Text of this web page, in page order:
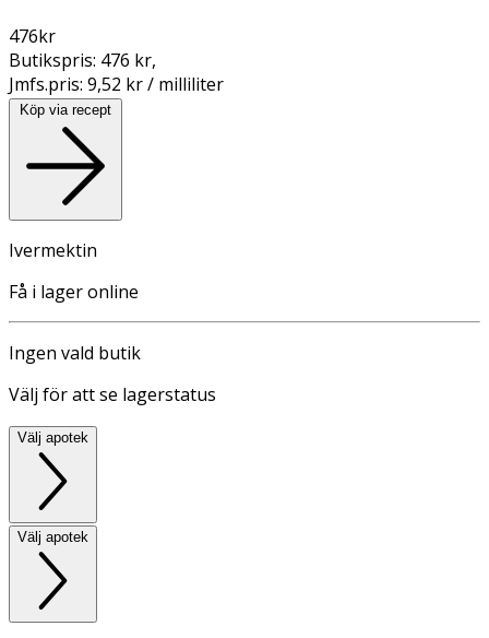
476kr
Butikspris: 476 kr,
Jmfs.pris: 9,52 kr / milliliter
Köp via recept
Ivermektin
Få i lager online
Ingen vald butik
Välj för att se lagerstatus
Välj apotek
Välj apotek